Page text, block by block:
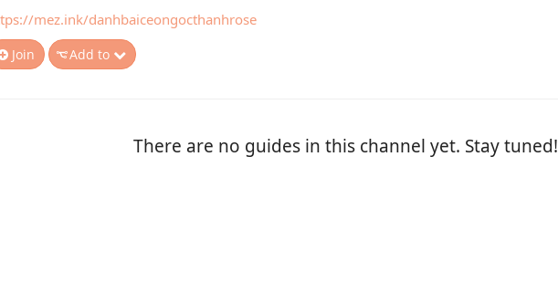
mez.ink/danhbaiceongocthanhrose
Join Add to
There are no guides in this channel yet. Stay tuned!